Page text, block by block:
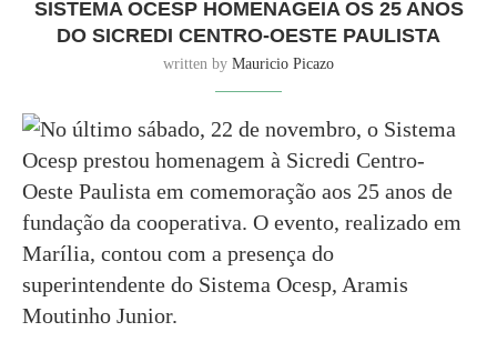
SISTEMA OCESP HOMENAGEIA OS 25 ANOS
DO SICREDI CENTRO-OESTE PAULISTA
written by Mauricio Picazo
No último sábado, 22 de novembro, o Sistema
Ocesp prestou homenagem à Sicredi Centro-
Oeste Paulista em comemoração aos 25 anos de
fundação da cooperativa. O evento, realizado em
Marília, contou com a presença do
superintendente do Sistema Ocesp, Aramis
Moutinho Junior.